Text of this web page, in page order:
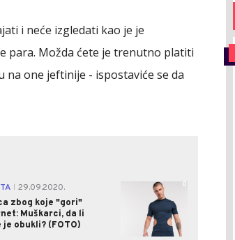
i neće izgledati kao je je
para. Možda ćete je trenutno platiti
one jeftinije - ispostaviće se da
29.09.2020.
zbog koje "gori"
Muškarci, da li
je obukli? (FOTO)
0